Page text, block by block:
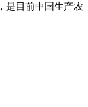
是目前中国生产农